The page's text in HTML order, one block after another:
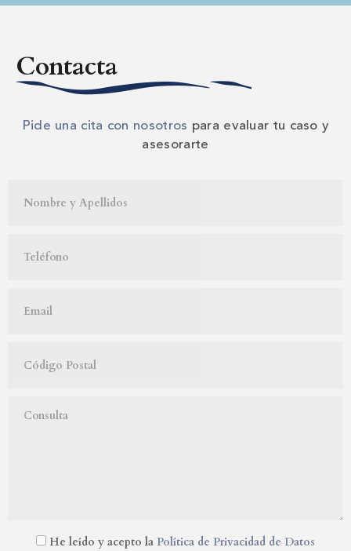
Contacta
Pide una cita con nosotros para evaluar tu caso y
asesorarte
He leído y acepto la Política de Privacidad de Datos